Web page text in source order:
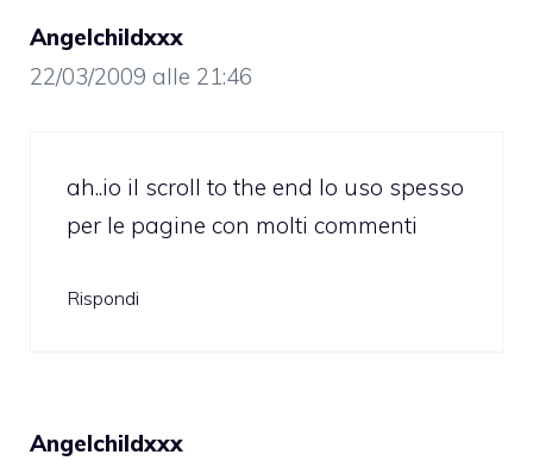
Angelchildxxx
22/03/2009 alle 21:46
ah..io il scroll to the end lo uso spesso
per le pagine con molti commenti
Rispondi
Angelchildxxx